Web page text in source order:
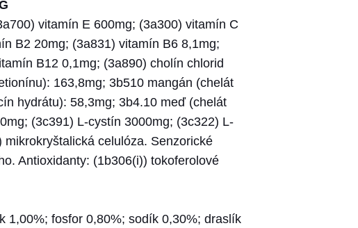
vitamín E 600mg; (3a300) vitamín C
B2 20mg; (3a831) vitamín B6 8,1mg;
B12 0,1mg; (3a890) cholín chlorid
163,8mg; 3b510 mangán (chelát
hydrátu): 58,3mg; 3b4.10 meď (chelát
(3c391) L-cystín 3000mg; (3c322) L-
celulóza. Senzorické
Antioxidanty: (1b306(i)) tokoferolové
1,00%; fosfor 0,80%; sodík 0,30%; draslík